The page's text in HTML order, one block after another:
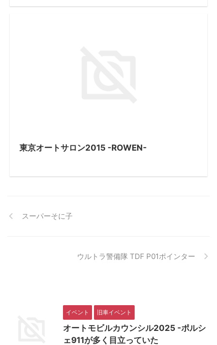
東京オートサロン2015 -ROWEN-
スーパーそに子
ウルトラ警備隊 TDF P01ポインター
イベント 旧車イベント
オートモビルカウンシル2025 -ポルシ
ェ911が多く目立っていた